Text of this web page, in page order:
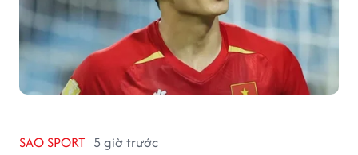
SAO SPORT 5 giờ trước